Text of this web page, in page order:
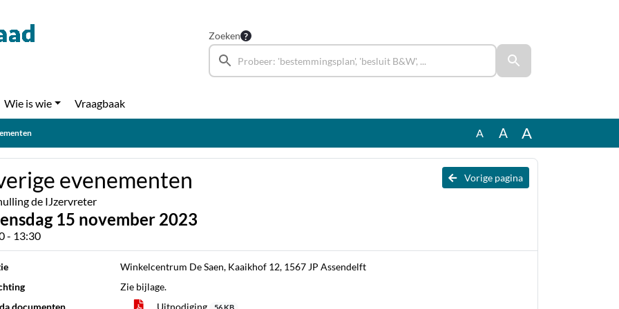
Zoeken
Wie is wie Vraagbaak
A A A
Vorige pagina
evenementen
de IJzervreter
15 november 2023
- 13:30
Winkelcentrum De Saen, Kaaikhof 12, 1567 JP Assendelft
Zie bijlage.
documenten
Uitnodiging